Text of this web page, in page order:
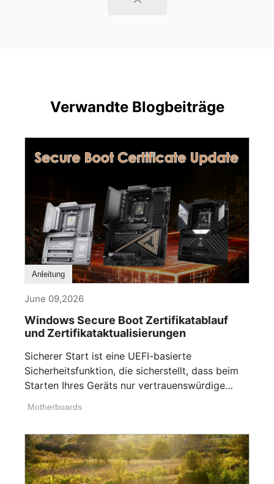
Verwandte Blogbeiträge
Anleitung
June 09,2026
Windows Secure Boot Zertifikatablauf
und Zertifikataktualisierungen
Sicherer Start ist eine UEFI-basierte
Sicherheitsfunktion, die sicherstellt, dass beim
Starten Ihres Geräts nur vertrauenswürdige
Motherboards